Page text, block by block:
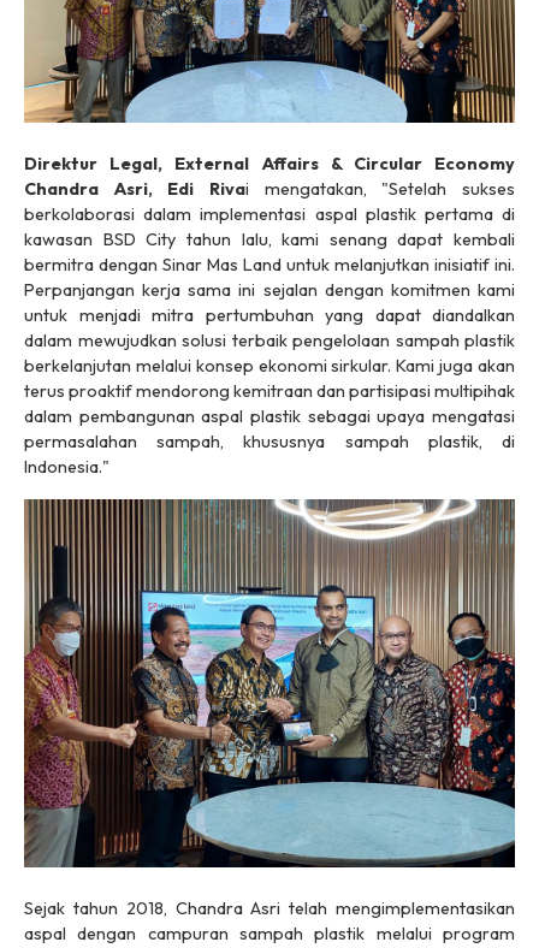
Direktur Legal, External Affairs & Circular Economy
Chandra Asri, Edi Rivai mengatakan, "Setelah sukses
berkolaborasi dalam implementasi aspal plastik pertama di
kawasan BSD City tahun lalu, kami senang dapat kembali
bermitra dengan Sinar Mas Land untuk melanjutkan inisiatif ini.
Perpanjangan kerja sama ini sejalan dengan komitmen kami
untuk menjadi mitra pertumbuhan yang dapat diandalkan
dalam mewujudkan solusi terbaik pengelolaan sampah plastik
berkelanjutan melalui konsep ekonomi sirkular. Kami juga akan
terus proaktif mendorong kemitraan dan partisipasi multipihak
dalam pembangunan aspal plastik sebagai upaya mengatasi
permasalahan sampah, khususnya sampah plastik, di
Indonesia."
Sejak tahun 2018, Chandra Asri telah mengimplementasikan
aspal dengan campuran sampah plastik melalui program